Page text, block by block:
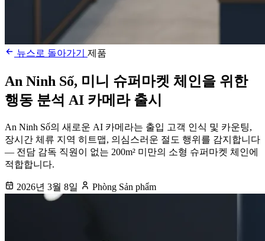
뉴스로 돌아가기 제품
An Ninh Số, 미니 슈퍼마켓 체인을 위한
행동 분석 AI 카메라 출시
An Ninh Số의 새로운 AI 카메라는 출입 고객 인식 및 카운팅,
장시간 체류 지역 히트맵, 의심스러운 절도 행위를 감지합니다
— 전담 감독 직원이 없는 200m² 미만의 소형 슈퍼마켓 체인에
적합합니다.
2026년 3월 8일 Phòng Sản phẩm